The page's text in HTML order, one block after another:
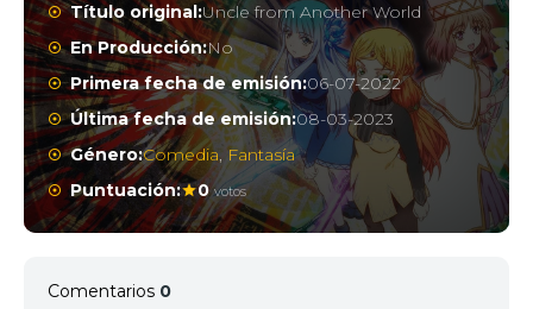
Título original:Uncle from Another World
En Producción:No
Primera fecha de emisión:06-07-2022
Última fecha de emisión:08-03-2023
Género:Comedia,Fantasía
Puntuación:
0 votos
Comentarios 0